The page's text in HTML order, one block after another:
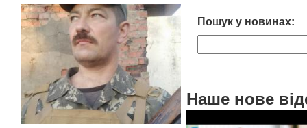
Пошук у новинах:
Наше нове